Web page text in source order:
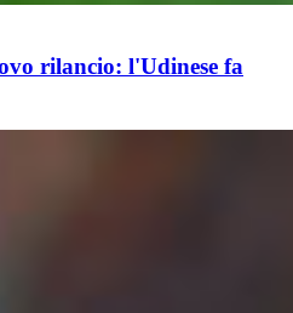
rilancio: l'Udinese fa